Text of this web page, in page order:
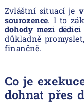
Zvláštní situací je
sourozence. I to
dohody mezi
důkladně
finančně.
Co je
dohnat přes